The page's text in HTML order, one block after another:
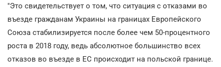
"Это свидетельствует о том, что ситуация с отказами во
въезде гражданам Украины на границах Европейского
Союза стабилизируется после более чем 50-процентного
роста в 2018 году, ведь абсолютное большинство всех
отказов во въезде в ЕС происходит на польской границе.